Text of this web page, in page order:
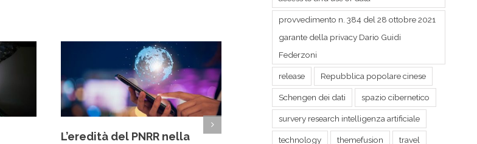
L’eredità del PNRR nella
Dai back office ai centri
provvedimento n. 384 del 28 ottobre 2021
garante della privacy Dario Guidi
Federzoni
release Repubblica popolare cinese
Schengen dei dati spazio cibernetico
survery research intelligenza artificiale
technology themefusion travel